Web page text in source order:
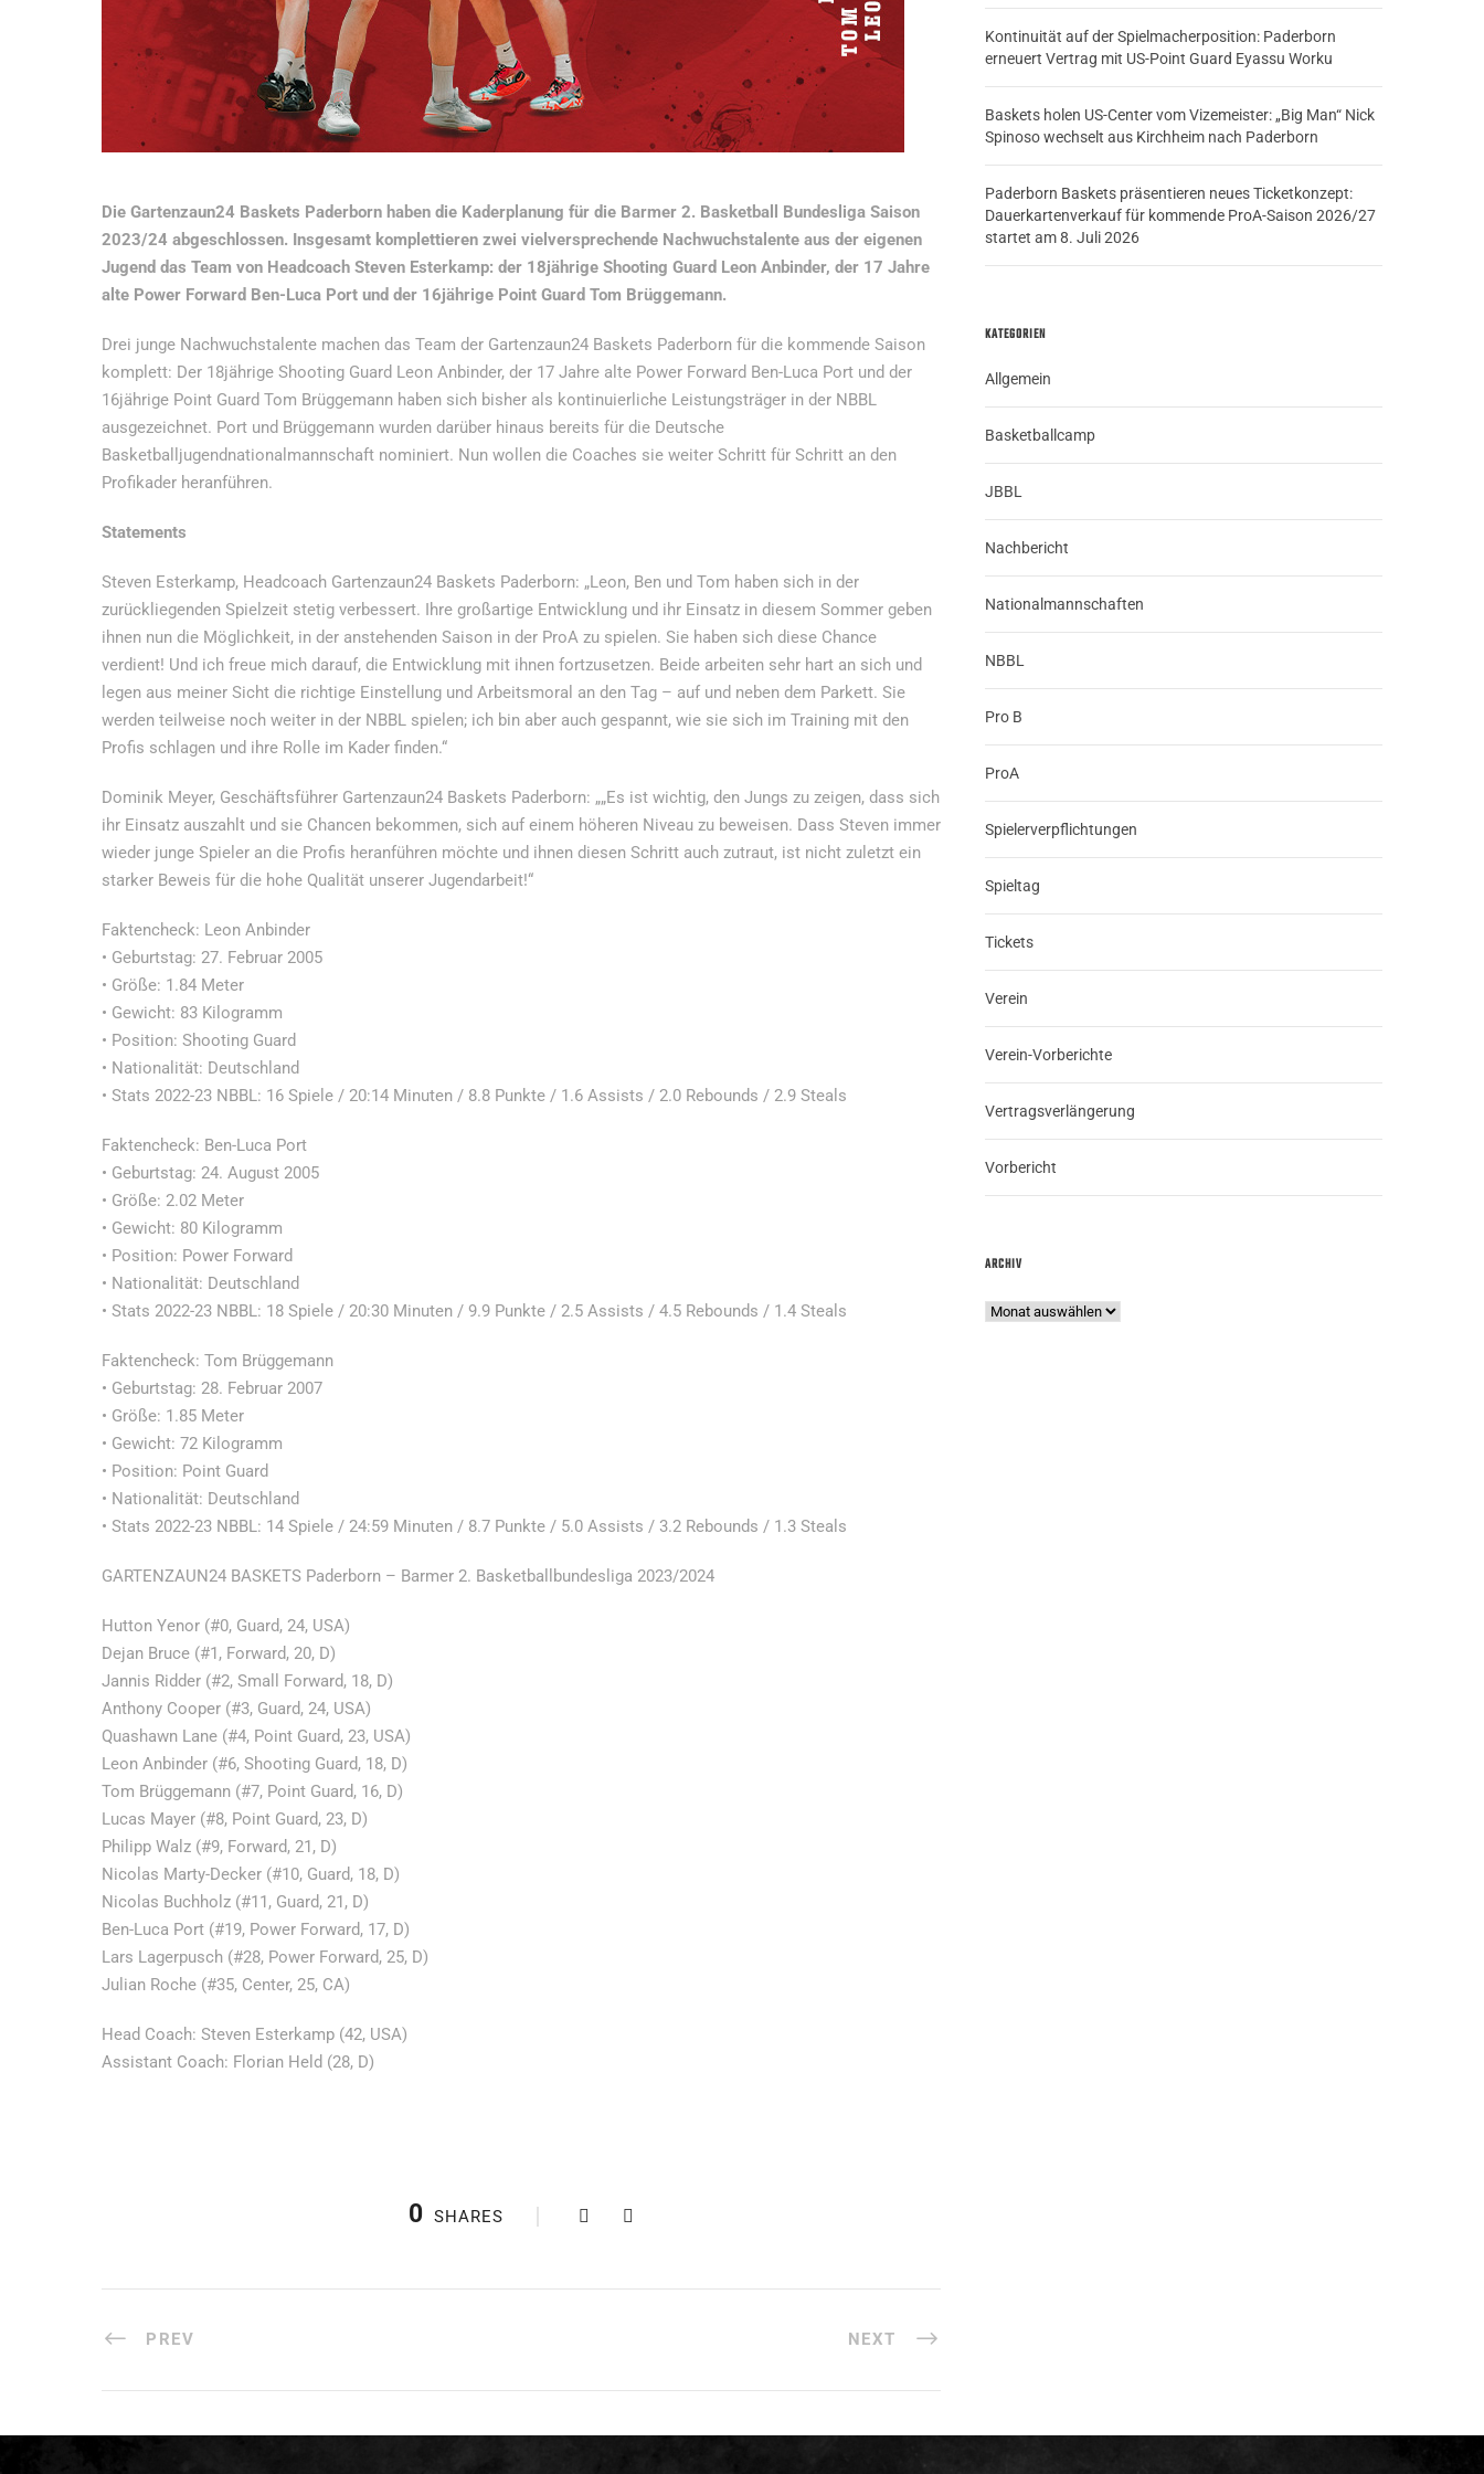
Die Gartenzaun24 Baskets Paderborn haben die Kaderplanung für die Barmer 2. Basketball Bundesliga Saison
2023/24 abgeschlossen. Insgesamt komplettieren zwei vielversprechende Nachwuchstalente aus der eigenen
Jugend das Team von Headcoach Steven Esterkamp: der 18jährige Shooting Guard Leon Anbinder, der 17 Jahre
alte Power Forward Ben-Luca Port und der 16jährige Point Guard Tom Brüggemann.
Drei junge Nachwuchstalente machen das Team der Gartenzaun24 Baskets Paderborn für die kommende Saison
komplett: Der 18jährige Shooting Guard Leon Anbinder, der 17 Jahre alte Power Forward Ben-Luca Port und der
16jährige Point Guard Tom Brüggemann haben sich bisher als kontinuierliche Leistungsträger in der NBBL
ausgezeichnet. Port und Brüggemann wurden darüber hinaus bereits für die Deutsche
Basketballjugendnationalmannschaft nominiert. Nun wollen die Coaches sie weiter Schritt für Schritt an den
Profikader heranführen.
Statements
Steven Esterkamp, Headcoach Gartenzaun24 Baskets Paderborn: „Leon, Ben und Tom haben sich in der
zurückliegenden Spielzeit stetig verbessert. Ihre großartige Entwicklung und ihr Einsatz in diesem Sommer geben
ihnen nun die Möglichkeit, in der anstehenden Saison in der ProA zu spielen. Sie haben sich diese Chance
verdient! Und ich freue mich darauf, die Entwicklung mit ihnen fortzusetzen. Beide arbeiten sehr hart an sich und
legen aus meiner Sicht die richtige Einstellung und Arbeitsmoral an den Tag – auf und neben dem Parkett. Sie
werden teilweise noch weiter in der NBBL spielen; ich bin aber auch gespannt, wie sie sich im Training mit den
Profis schlagen und ihre Rolle im Kader finden.“
Dominik Meyer, Geschäftsführer Gartenzaun24 Baskets Paderborn: „„Es ist wichtig, den Jungs zu zeigen, dass sich
ihr Einsatz auszahlt und sie Chancen bekommen, sich auf einem höheren Niveau zu beweisen. Dass Steven immer
wieder junge Spieler an die Profis heranführen möchte und ihnen diesen Schritt auch zutraut, ist nicht zuletzt ein
starker Beweis für die hohe Qualität unserer Jugendarbeit!“
Faktencheck: Leon Anbinder
• Geburtstag: 27. Februar 2005
• Größe: 1.84 Meter
• Gewicht: 83 Kilogramm
• Position: Shooting Guard
• Nationalität: Deutschland
• Stats 2022-23 NBBL: 16 Spiele / 20:14 Minuten / 8.8 Punkte / 1.6 Assists / 2.0 Rebounds / 2.9 Steals
Faktencheck: Ben-Luca Port
• Geburtstag: 24. August 2005
• Größe: 2.02 Meter
• Gewicht: 80 Kilogramm
• Position: Power Forward
• Nationalität: Deutschland
• Stats 2022-23 NBBL: 18 Spiele / 20:30 Minuten / 9.9 Punkte / 2.5 Assists / 4.5 Rebounds / 1.4 Steals
Faktencheck: Tom Brüggemann
• Geburtstag: 28. Februar 2007
• Größe: 1.85 Meter
• Gewicht: 72 Kilogramm
• Position: Point Guard
• Nationalität: Deutschland
• Stats 2022-23 NBBL: 14 Spiele / 24:59 Minuten / 8.7 Punkte / 5.0 Assists / 3.2 Rebounds / 1.3 Steals
GARTENZAUN24 BASKETS Paderborn – Barmer 2. Basketballbundesliga 2023/2024
Hutton Yenor (#0, Guard, 24, USA)
Dejan Bruce (#1, Forward, 20, D)
Jannis Ridder (#2, Small Forward, 18, D)
Anthony Cooper (#3, Guard, 24, USA)
Quashawn Lane (#4, Point Guard, 23, USA)
Leon Anbinder (#6, Shooting Guard, 18, D)
Tom Brüggemann (#7, Point Guard, 16, D)
Lucas Mayer (#8, Point Guard, 23, D)
Philipp Walz (#9, Forward, 21, D)
Nicolas Marty-Decker (#10, Guard, 18, D)
Nicolas Buchholz (#11, Guard, 21, D)
Ben-Luca Port (#19, Power Forward, 17, D)
Lars Lagerpusch (#28, Power Forward, 25, D)
Julian Roche (#35, Center, 25, CA)
Head Coach: Steven Esterkamp (42, USA)
Assistant Coach: Florian Held (28, D)
0 SHARES
PREV NEXT
Kontinuität auf der Spielmacherposition: Paderborn
erneuert Vertrag mit US-Point Guard Eyassu Worku
Baskets holen US-Center vom Vizemeister: „Big Man“ Nick
Spinoso wechselt aus Kirchheim nach Paderborn
Paderborn Baskets präsentieren neues Ticketkonzept:
Dauerkartenverkauf für kommende ProA-Saison 2026/27
startet am 8. Juli 2026
KATEGORIEN
Allgemein
Basketballcamp
JBBL
Nachbericht
Nationalmannschaften
NBBL
Pro B
ProA
Spielerverpflichtungen
Spieltag
Tickets
Verein
Verein-Vorberichte
Vertragsverlängerung
Vorbericht
ARCHIV